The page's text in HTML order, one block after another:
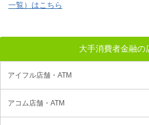
一覧）はこちら
大手消費者金融の
アイフル店舗・ATM
アコム店舗・ATM